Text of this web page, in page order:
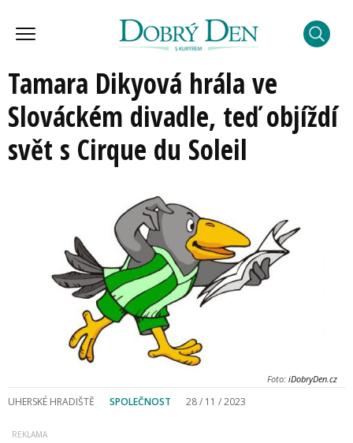
Tamara Dikyová hrála ve
Slováckém divadle, teď objíždí
svět s Cirque du Soleil
Foto: iDobryDen.cz
UHERSKÉ HRADIŠTĚ SPOLEČNOST 28 / 11 / 2023